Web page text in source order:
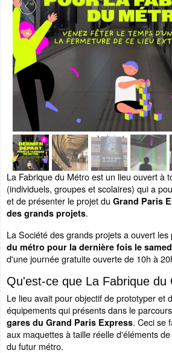
La Fabrique du Métro est un lieu ouvert à
(individuels, groupes et scolaires) qui a
et de présenter le projet du Grand Paris
des grands projets.
La Société des grands projets a ouvert les
du métro pour la dernière fois le
d'une journée gratuite ouverte de 10h à
Qu'est-ce que La Fabrique du
Le lieu avait pour objectif de prototyper et
équipements qui présents dans le
gares du Grand Paris Express. Ceci se
aux maquettes à taille réelle d'éléments
du futur métro.